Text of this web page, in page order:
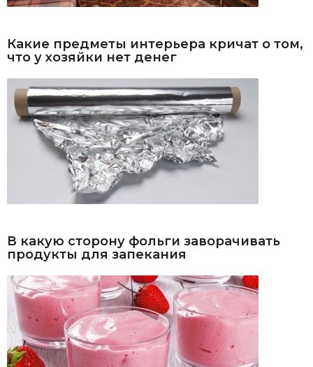
Какие предметы интерьера кричат о том,
что у хозяйки нет денег
В какую сторону фольги заворачивать
продукты для запекания